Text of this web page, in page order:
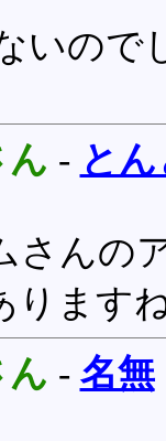
いので
ん - と
さんの
ります
ん - 名無